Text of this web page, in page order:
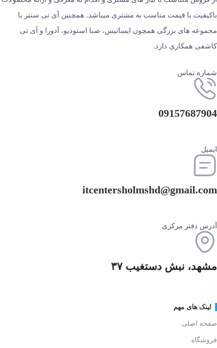
باکیفیت با قیمت مناسب به مشتری میباشد. همچنین آی تی سنتر با
مجموعه های بزرگی همچون ایساتیس، صبا استودیو، آدورا و آی تی
کاشفی همکاری دارد.
شماره تماس
09157687904
ایمیل
itcentersholmshd@gmail.com
آدرس دفتر مرکزی
مشهد، نبش دستغیب ۳۷
لینک های مهم
صفحه اصلی
فروشگاه